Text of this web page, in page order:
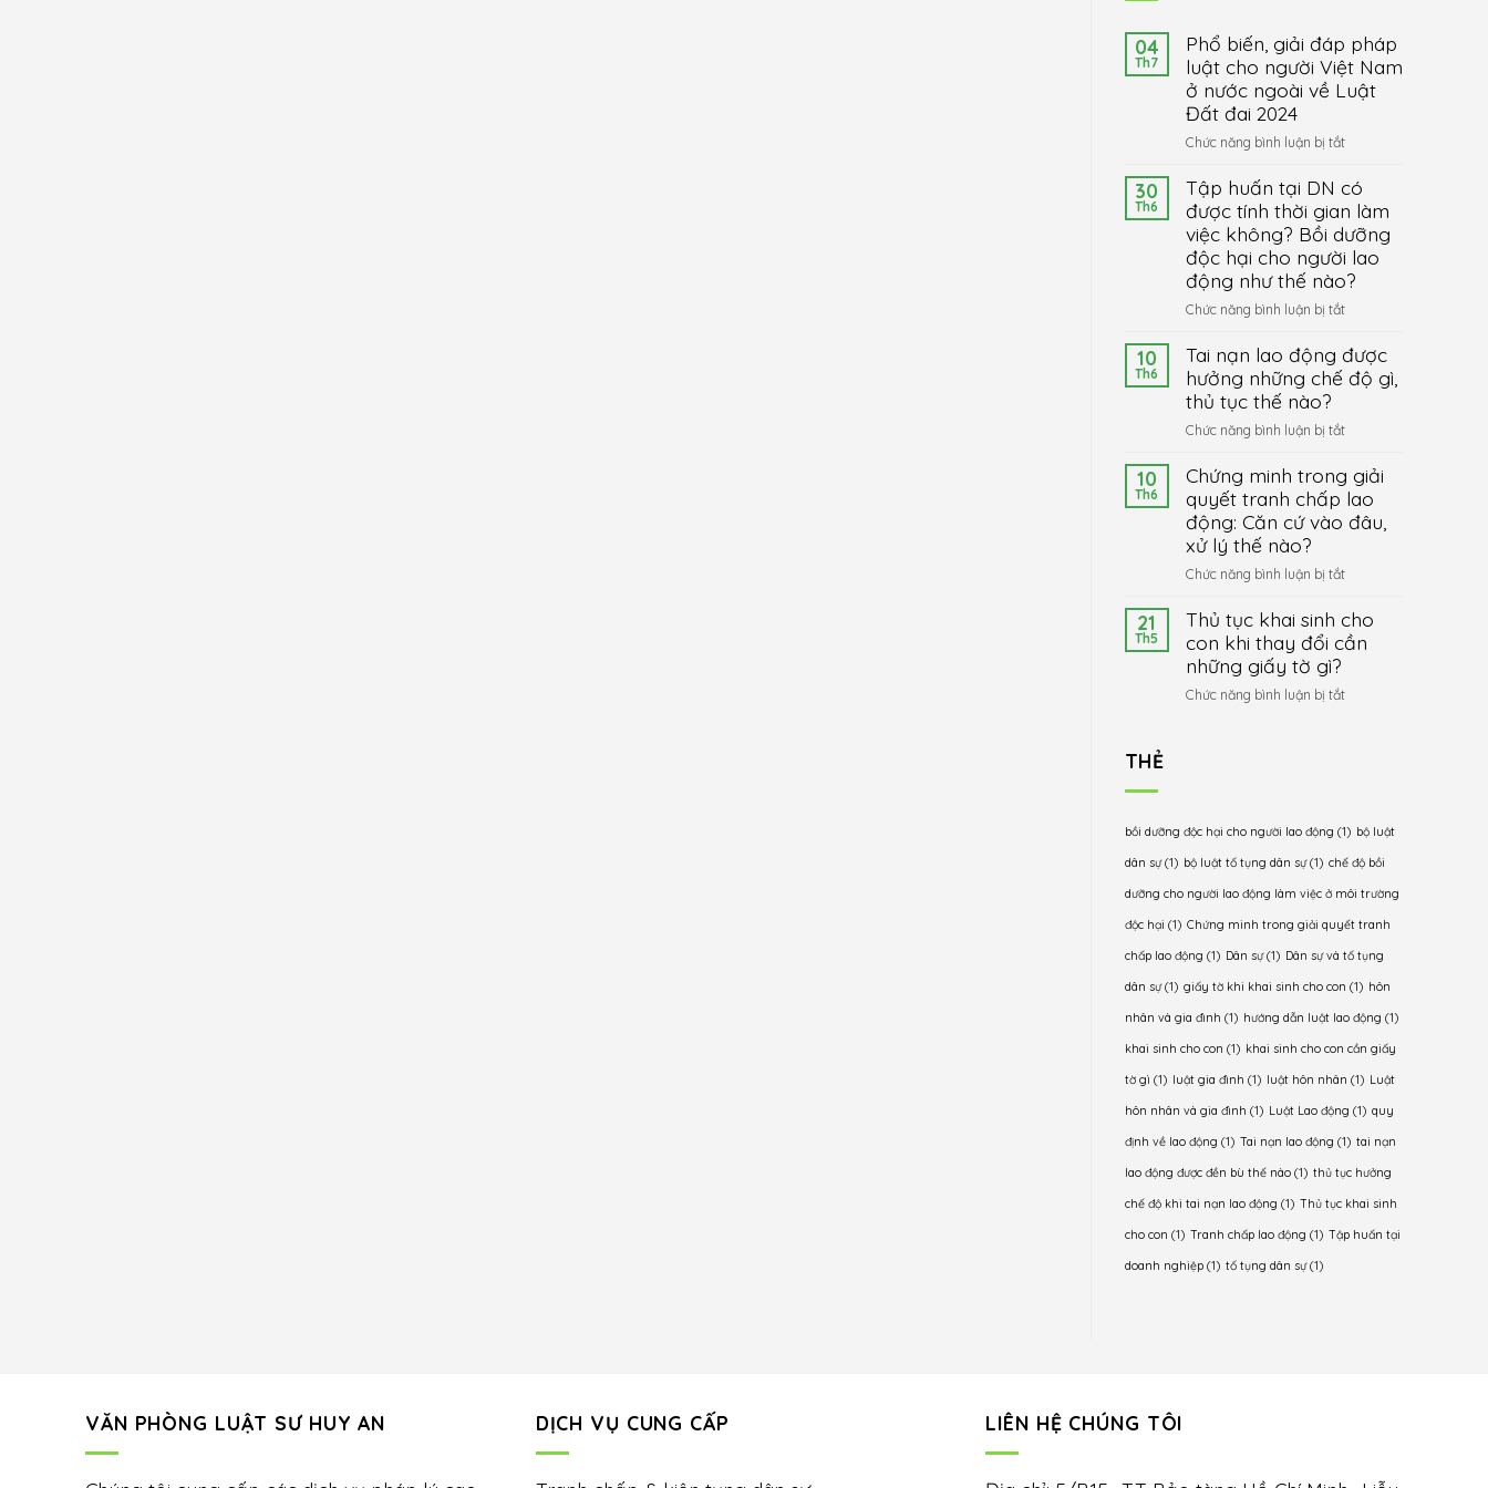
04
Th7
Phổ biến, giải đáp pháp
luật cho người Việt Nam
ở nước ngoài về Luật
Đất đai 2024
Chức năng bình luận bị tắtở
biến,
giải
đáp
pháp
luật
cho
người
Nam
ở
nước
về
Đất
đai
2024
30
Th6
Tập huấn tại DN có
được tính thời gian làm
việc không? Bồi dưỡng
độc hại cho người lao
động như thế nào?
Chức năng bình luận bị tắtở
huấn
tại
được
thời
gian
làm
Bồi
độc
hại
10
Th6
Tai nạn lao động được
hưởng những chế độ gì,
thủ tục thế nào?
Chức năng bình luận bị tắtở
nạn
lao
động
được
những
độ
gì,
thế
10
Th6
Chứng minh trong giải
quyết tranh chấp lao
động: Căn cứ vào đâu,
xử lý thế nào?
Chức năng bình luận bị tắtở
minh
trong
tranh
vào
xử
lý
nào?
21
Th5
Thủ tục khai sinh cho
con khi thay đổi cần
những giấy tờ gì?
Chức năng bình luận bị tắtở
khi
thay
những
gì?
THẺ
bồi dưỡng độc hại cho người lao động (1) bộ luật
dân sự(1) bộ luật tố tụng dân sự(1) chế độ bồi
dưỡng cho người lao động làm việc ở môi trường
độc hại (1) Chứng minh trong giải quyết tranh
chấp lao động (1) Dân sự(1) Dân sự và tố tụng
dân sự(1) giấy tờ khi khai sinh cho con (1) hôn
nhân và gia đình (1) hướng dẫn luật lao động (1)
khai sinh cho con (1) khai sinh cho con cần giấy
tờ gì (1) luật gia đình (1) luật hôn nhân (1) Luật
hôn nhân và gia đình (1) Luật Lao động (1) quy
định về lao động (1) Tai nạn lao động (1) tai nạn
lao động được đền bù thế nào(1) thủ tục hưởng
chế độ khi tai nạn lao động (1) Thủ tục khai sinh
cho con (1) Tranh chấp lao động (1) Tập huấn tại
doanh nghiệp(1) tố tụng dân sự(1)
VĂN PHÒNG LUẬT SƯ HUY AN DỊCH VỤ CUNG CẤP LIÊN HỆ CHÚNG TÔI